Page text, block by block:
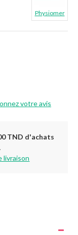
votre avis
Physiomer
TND d'achats
livraison